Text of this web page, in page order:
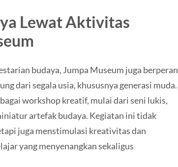
Lewat Aktivitas
budaya, Jumpa Museum juga berperan
dari segala usia, khususnya generasi muda.
workshop kreatif, mulai dari seni lukis,
artefak budaya. Kegiatan ini tidak
juga menstimulasi kreativitas dan
yang menyenangkan sekaligus